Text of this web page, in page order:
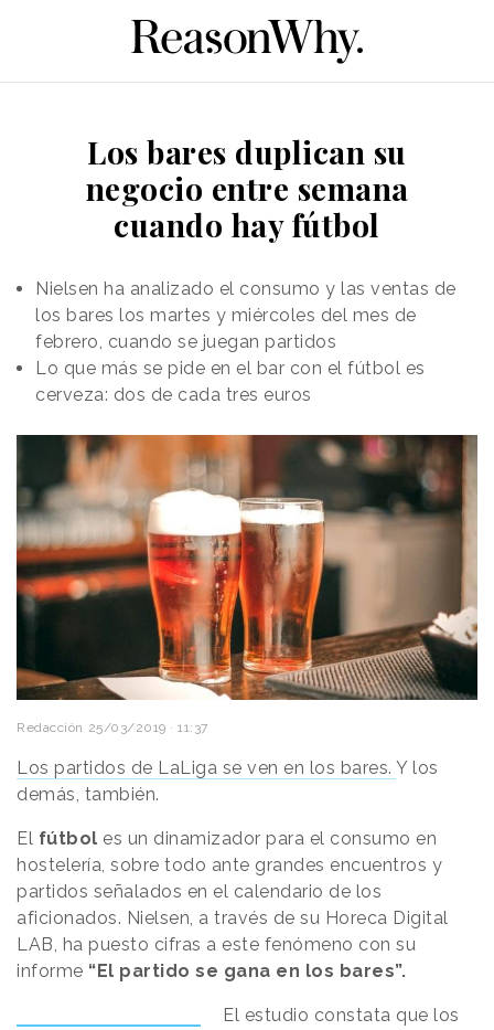
Los bares duplican su
negocio entre semana
cuando hay fútbol
Nielsen ha analizado el consumo y las ventas de
los bares los martes y miércoles del mes de
febrero, cuando se juegan partidos
Lo que más se pide en el bar con el fútbol es
cerveza: dos de cada tres euros
Redacción 25/03/2019 · 11:37
Los partidos de LaLiga se ven en los bares. Y los
demás, también.
El fútbol es un dinamizador para el consumo en
hostelería, sobre todo ante grandes encuentros y
partidos señalados en el calendario de los
aficionados. Nielsen, a través de su Horeca Digital
LAB, ha puesto cifras a este fenómeno con su
informe “El partido se gana en los bares”.
El estudio constata que los